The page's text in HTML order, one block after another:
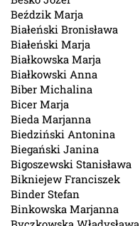
Beździk Marja
Białeński Bronisława
Białeński Marja
Białkowska Marja
Białkowski Anna
Biber Michalina
Bicer Marja
Bieda Marjanna
Biedziński Antonina
Biegański Janina
Bigoszewski Stanisława
Bikniejew Franciszek
Binder Stefan
Binkowska Marjanna